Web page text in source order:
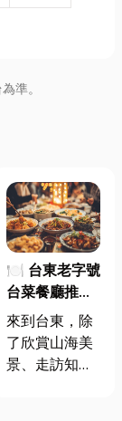
準。
🍽️ 台東老字號
台菜餐廳推薦
｜在地人聚餐
首選，經典合
菜一次滿足
來到台東，除
了欣賞山海美
景、走訪知名